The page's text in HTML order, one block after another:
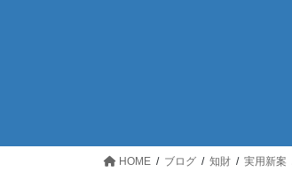
HOME ブログ 知財 実用新案